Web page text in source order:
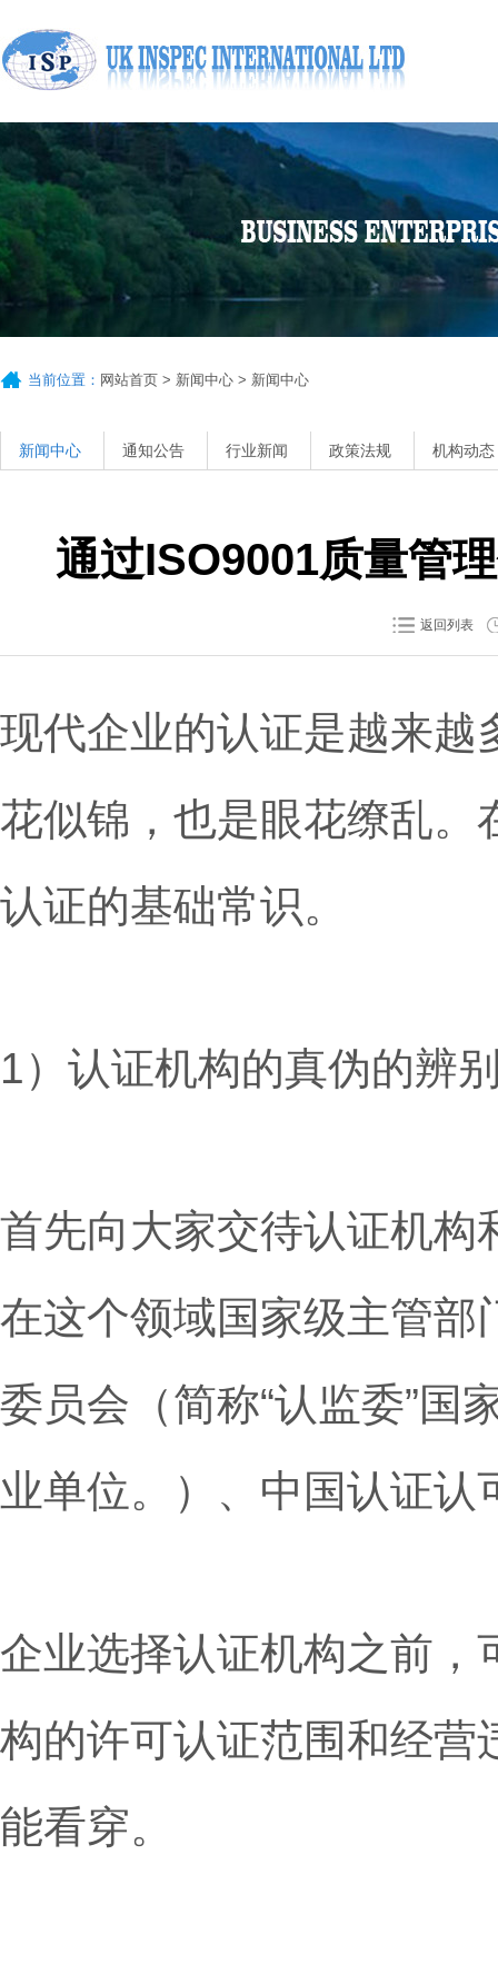
当前位置： 网站首页 > 新闻中心 > 新闻中心
新闻中心 通知公告 行业新闻 政策法规 机构动态
通过ISO9001质量管
返回列表
现代企业的认证是越来越
花似锦，也是眼花缭乱。
认证的基础常识。
1）认证机构的真伪的辨
首先向大家交待认证机构
在这个领域国家级主管部
委员会（简称“认监委”国
业单位。）、中国认证认
企业选择认证机构之前，
构的许可认证范围和经营
能看穿。